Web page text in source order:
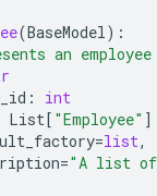
(BaseModel):
an
:
int
List[ "Employee" ]
=list,
="A list of